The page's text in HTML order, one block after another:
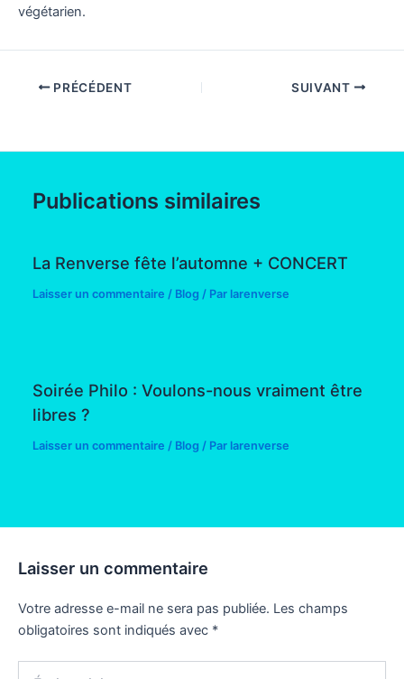
végétarien.
PRÉCÉDENT SUIVANT
Publications similaires
La Renverse fête l’automne + CONCERT
Laisser un commentaire / Blog / Par larenverse
Soirée Philo : Voulons-nous vraiment être
libres ?
Laisser un commentaire / Blog / Par larenverse
Laisser un commentaire
Votre adresse e-mail ne sera pas publiée. Les champs
obligatoires sont indiqués avec *